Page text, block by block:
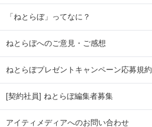
「ねとらぼ」ってなに？
ねとらぼへのご意見・ご感想
ねとらぼプレゼントキャンペーン応募規約
[契約社員] ねとらぼ編集者募集
アイティメディアへのお問い合わせ